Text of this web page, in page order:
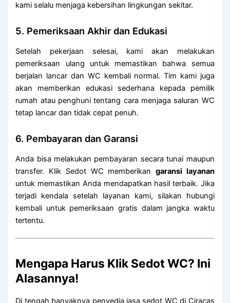
kami selalu menjaga kebersihan lingkungan sekitar.
5. Pemeriksaan Akhir dan Edukasi
Setelah pekerjaan selesai, kami akan melakukan
pemeriksaan ulang untuk memastikan bahwa semua
berjalan lancar dan WC kembali normal. Tim kami juga
akan memberikan edukasi sederhana kepada pemilik
rumah atau penghuni tentang cara menjaga saluran WC
tetap lancar dan tidak cepat penuh.
6. Pembayaran dan Garansi
Anda bisa melakukan pembayaran secara tunai maupun
transfer. Klik Sedot WC memberikan garansi layanan
untuk memastikan Anda mendapatkan hasil terbaik. Jika
terjadi kendala setelah layanan kami, silakan hubungi
kembali untuk pemeriksaan gratis dalam jangka waktu
tertentu.
Mengapa Harus Klik Sedot WC? Ini
Alasannya!
Di tengah banyaknya penyedia jasa sedot WC di Ciracas